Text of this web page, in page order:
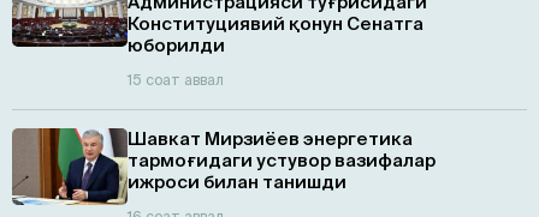
Конституциявий қонун Сенатга
юборилди
15 соат аввал
Шавкат Мирзиёев энергетика
тармоғидаги устувор вазифалар
ижроси билан танишди